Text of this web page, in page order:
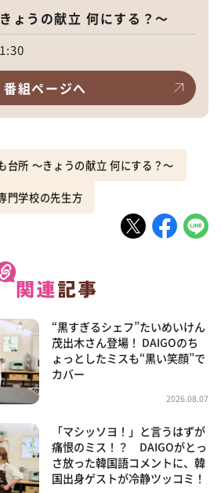
ょうの献立 何にする？～
番組ページへ
台所 ～きょうの献立 何にする？～
門学校の先生方
“黒すぎるシェフ”たいめいけん
茂出木さん登場！ DAIGOのち
ょっとしたミスも“黒い笑顔”で
カバー
2026.08.07
「マシッソヨ！」と言うはずが
痛恨のミス！？ DAIGOがとっ
さ放った韓国語コメントに、韓
国出身ゲストが冷静ツッコミ！